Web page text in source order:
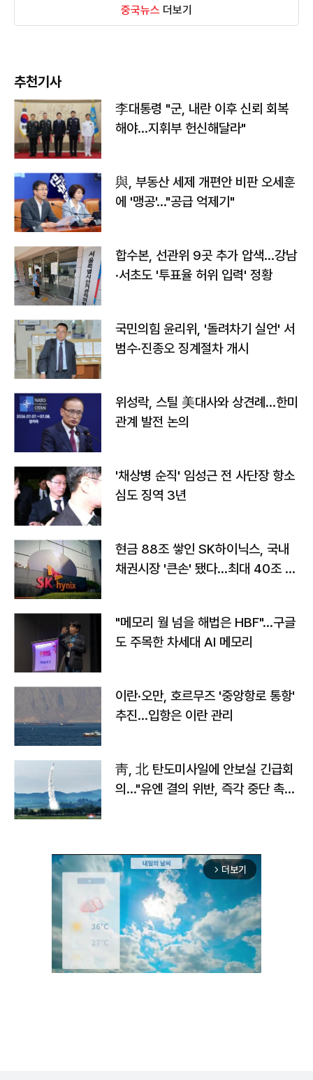
중국뉴스 더보기
추천기사
李대통령 "군, 내란 이후 신뢰 회복
해야…지휘부 헌신해달라"
與, 부동산 세제 개편안 비판 오세훈
에 '맹공'…"공급 억제기"
합수본, 선관위 9곳 추가 압색…강남
·서초도 '투표율 허위 입력' 정황
국민의힘 윤리위, '돌려차기 실언' 서
범수·진종오 징계절차 개시
위성락, 스틸 美대사와 상견례…한미
관계 발전 논의
'채상병 순직' 임성근 전 사단장 항소
심도 징역 3년
현금 88조 쌓인 SK하이닉스, 국내
채권시장 '큰손' 됐다…최대 40조 투
"메모리 월 넘을 해법은 HBF"…구글
도 주목한 차세대 AI 메모리
이란·오만, 호르무즈 '중앙항로 통항'
추진…입항은 이란 관리
靑, 北 탄도미사일에 안보실 긴급회
의…"유엔 결의 위반, 즉각 중단 촉
arrow_forward_ios 더보기